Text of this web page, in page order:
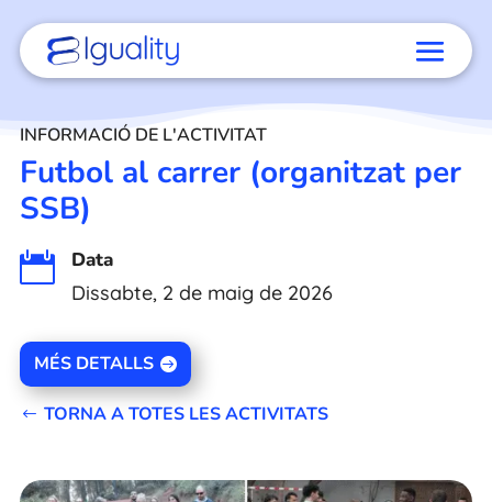
INFORMACIÓ DE L'ACTIVITAT
Futbol al carrer (organitzat per
SSB)

Data
Dissabte, 2 de maig de 2026
MÉS DETALLS
TORNA A TOTES LES ACTIVITATS